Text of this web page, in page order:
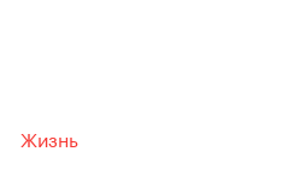
Жизнь